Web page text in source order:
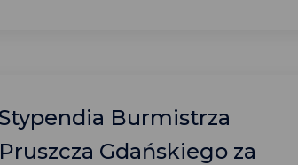
Burmistrza
Gdańskiego za